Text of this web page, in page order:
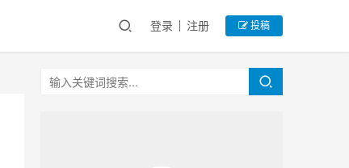
登录 注册 投稿